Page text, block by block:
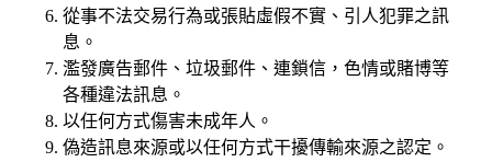
從事不法交易行為或張貼虛假不實、引人犯罪之訊
息。
濫發廣告郵件、垃圾郵件、連鎖信，色情或賭博等
各種違法訊息。
以任何方式傷害未成年人。
偽造訊息來源或以任何方式干擾傳輸來源之認定。